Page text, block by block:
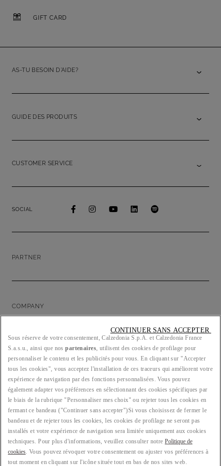
GIFT CARD
AS-TU BESOIN D'AIDE?
GUIDE DES PRODUITS
CUSTOMER SERVICE
SOCIAL
PARTNER
COMPANY
LEGAL/PRIVACY
PAYS : FR
LANGUE : FRANÇAIS
Sous réserve de votre consentement, Calzedonia S.p.A. et Calzedonia France
S.a.s.u., ainsi que nospartenaires, utilisent des cookies de profilage pour
personnaliser le contenu et les publicités pour vous. En cliquant sur "Accepter
tous les cookies", vous acceptez l'installation de ces traceurs qui améliorent votre
expérience de navigation par des fonctions personnalisées. Vous pouvez
également adapter vos préférences en sélectionnant des cookies spécifiques par
le biais de la rubrique "Personnaliser mes choix" ou rejeter tous les cookies en
fermant ce bandeau ("Continuer sans accepter")​ Si vous choisissez de fermer le
bandeau et de rejeter tous les cookies, les cookies de profilage ne seront pas
installés et votre expérience de navigation sera limitée uniquement aux cookies
techniques. Pour plus d'informations, veuillez consulter notrePolitique de
cookies. Vous pouvez révoquer votre consentement ou ajuster vos préférences à
tout moment en cliquant sur l'icône située tout en bas de nos sites web.
CONTINUER SANS ACCEPTER